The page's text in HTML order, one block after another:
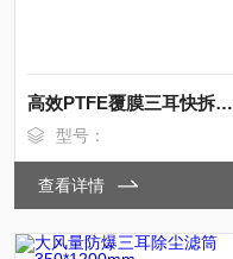
高效PTFE覆膜三耳快拆除尘滤筒350*900mm
型号：
查看详情